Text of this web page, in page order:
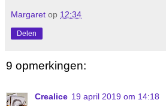
Margaret op 12:34
Delen
9 opmerkingen:
Crealice 19 april 2019 om 14:18